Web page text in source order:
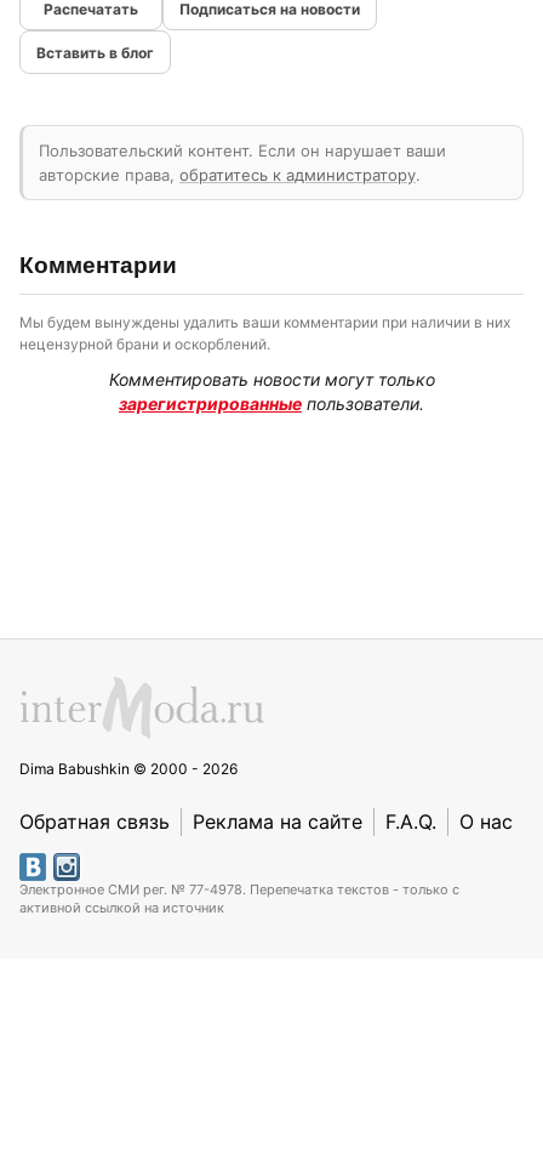
Подписаться на новости
Вставить в блог
Пользовательский контент. Если он нарушает ваши
авторские права, обратитесь к администратору.
Комментарии
Мы будем вынуждены удалить ваши комментарии при наличии в них
нецензурной брани и оскорблений.
Комментировать новости могут только
зарегистрированные пользователи.
Dima Babushkin © 2000 - 2026
Обратная связь Реклама на сайте F.A.Q. О нас
Электронное СМИ рег. № 77-4978. Перепечатка текстов - только с
активной ссылкой на источник